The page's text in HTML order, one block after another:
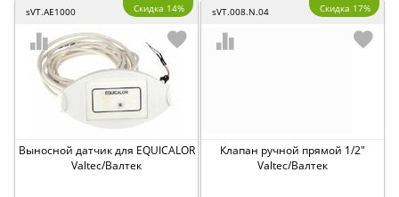
sVT.AE1000 Скидка 14%
Выносной датчик для EQUICALOR
Valtec/Валтек
sVT.008.N.04 Скидка 17%
Клапан ручной прямой 1/2"
Valtec/Валтек